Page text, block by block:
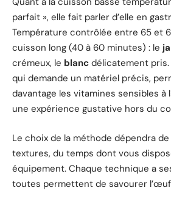
parfait », elle fait parler d’elle en
Température contrôlée entre 65 et
cuisson long (40 à 60 minutes) : le
crémeux, le blanc délicatement
qui demande un matériel précis,
davantage les vitamines sensibles à
une expérience gustative hors du
Le choix de la méthode dépendra
textures, du temps dont vous
équipement. Chaque technique a
toutes permettent de savourer